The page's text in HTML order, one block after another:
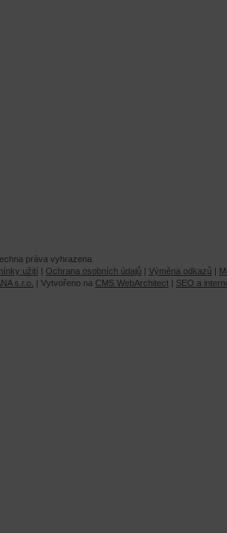
práva vyhrazena
užití | Ochrana osobních údajů | Výměna odkazů |
s.r.o. | Vytvořeno na CMS WebArchitect | SEO a